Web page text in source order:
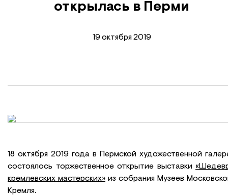
открылась в Перми
19 октября 2019
18 октября 2019 года в Пермской художественной
состоялось торжественное открытие выставки
кремлевских мастерских» из собрания Музеев
Кремля.